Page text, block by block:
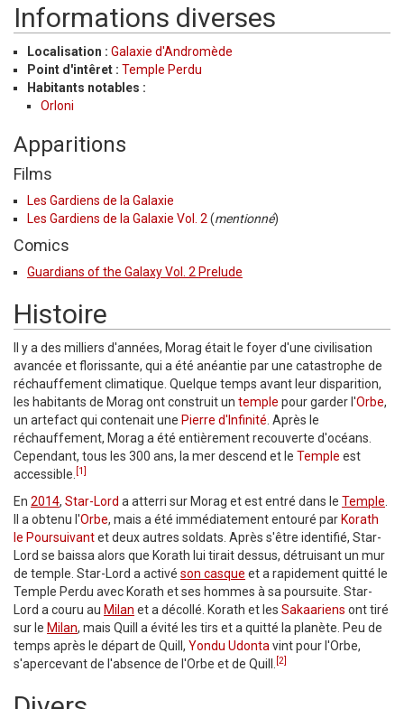
Informations diverses
Localisation : Galaxie d'Andromède
Point d'intêret : Temple Perdu
Habitants notables :
Orloni
Apparitions
Films
Les Gardiens de la Galaxie
Les Gardiens de la Galaxie Vol. 2 (mentionné)
Comics
Guardians of the Galaxy Vol. 2 Prelude
Histoire
Il y a des milliers d'années, Morag était le foyer d'une civilisation
avancée et florissante, qui a été anéantie par une catastrophe de
réchauffement climatique. Quelque temps avant leur disparition,
les habitants de Morag ont construit un temple pour garder l'Orbe,
un artefact qui contenait une Pierre d'Infinité . Après le
réchauffement, Morag a été entièrement recouverte d'océans.
Cependant, tous les 300 ans, la mer descend et le Temple est
accessible. [1]
En 2014, Star-Lord a atterri sur Morag et est entré dans le Temple
Il a obtenu l'Orbe, mais a été immédiatement entouré par Korath
le Poursuivantet deux autres soldats. Après s'être identifié, Star-
Lord se baissa alors que Korath lui tirait dessus, détruisant un mur
de temple. Star-Lord a activé son casque et a rapidement quitté le
Temple Perdu avec Korath et ses hommes à sa poursuite. Star-
Lord a couru au Milan et a décollé. Korath et les Sakaariens ont tiré
sur le Milan, mais Quill a évité les tirs et a quitté la planète. Peu de
temps après le départ de Quill, Yondu Udonta vint pour l'Orbe,
s'apercevant de l'absence de l'Orbe et de Quill.
[2]